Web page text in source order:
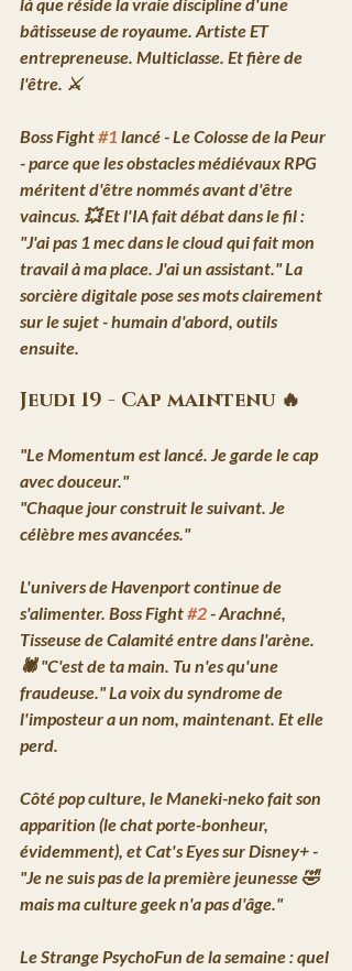
là que réside la vraie discipline d'une
bâtisseuse de royaume. Artiste ET
entrepreneuse. Multiclasse. Et fière de
l'être. ⚔️
Boss Fight #1 lancé - Le Colosse de la Peur
- parce que les obstacles médiévaux RPG
méritent d'être nommés avant d'être
vaincus. 💥 Et l'IA fait débat dans le fil :
"J'ai pas 1 mec dans le cloud qui fait mon
travail à ma place. J'ai un assistant." La
sorcière digitale pose ses mots clairement
sur le sujet - humain d'abord, outils
ensuite.
Jeudi 19 - Cap maintenu 🔥
"Le Momentum est lancé. Je garde le cap
avec douceur."
"Chaque jour construit le suivant. Je
célèbre mes avancées."
L'univers de Havenport continue de
s'alimenter. Boss Fight #2 - Arachné,
Tisseuse de Calamité entre dans l'arène.
🕷️ "C'est de ta main. Tu n'es qu'une
fraudeuse." La voix du syndrome de
l'imposteur a un nom, maintenant. Et elle
perd.
Côté pop culture, le Maneki-neko fait son
apparition (le chat porte-bonheur,
évidemment), et Cat's Eyes sur Disney+ -
"Je ne suis pas de la première jeunesse 🤣
mais ma culture geek n'a pas d'âge."
Le Strange PsychoFun de la semaine : quel